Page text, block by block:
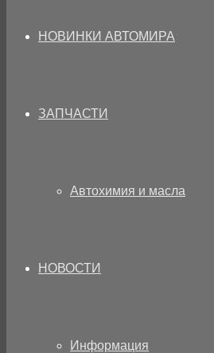
НОВИНКИ АВТОМИРА
ЗАПЧАСТИ
Автохимия и масла
НОВОСТИ
Информация